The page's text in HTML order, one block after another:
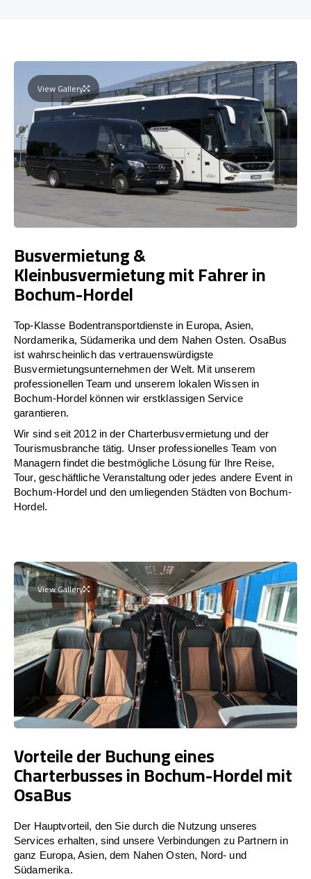
View Gallery
Busvermietung &
Kleinbusvermietung mit Fahrer in
Bochum-Hordel
Top-Klasse Bodentransportdienste in Europa, Asien,
Nordamerika, Südamerika und dem Nahen Osten. OsaBus
ist wahrscheinlich das vertrauenswürdigste
Busvermietungsunternehmen der Welt. Mit unserem
professionellen Team und unserem lokalen Wissen in
Bochum-Hordel können wir erstklassigen Service
garantieren.
Wir sind seit 2012 in der Charterbusvermietung und der
Tourismusbranche tätig. Unser professionelles Team von
Managern findet die bestmögliche Lösung für Ihre Reise,
Tour, geschäftliche Veranstaltung oder jedes andere Event in
Bochum-Hordel und den umliegenden Städten von Bochum-
Hordel.
View Gallery
Vorteile der Buchung eines
Charterbusses in Bochum-Hordel mit
OsaBus
Der Hauptvorteil, den Sie durch die Nutzung unseres
Services erhalten, sind unsere Verbindungen zu Partnern in
ganz Europa, Asien, dem Nahen Osten, Nord- und
Südamerika.